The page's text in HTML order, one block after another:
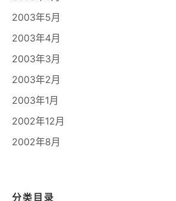
2003年5月
2003年4月
2003年3月
2003年2月
2003年1月
2002年12月
2002年8月
分类目录